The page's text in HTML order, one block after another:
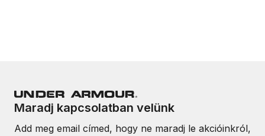
Maradj kapcsolatban velünk
Add meg email címed, hogy ne maradj le akcióinkról,